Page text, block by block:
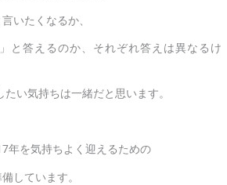
いたくなるか、
と答えるのか、それぞれ答えは異なるけ
い気持ちは一緒だと思います。
年を気持ちよく迎えるための
しています。